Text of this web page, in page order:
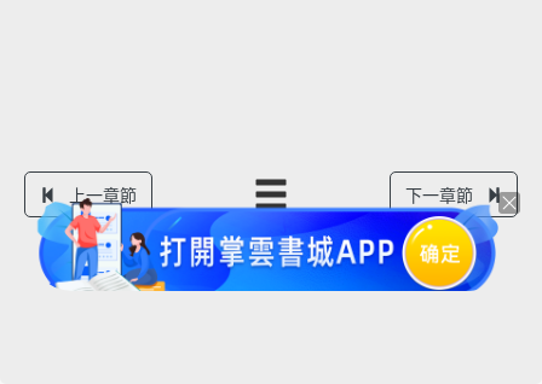
上一章節 下一章節